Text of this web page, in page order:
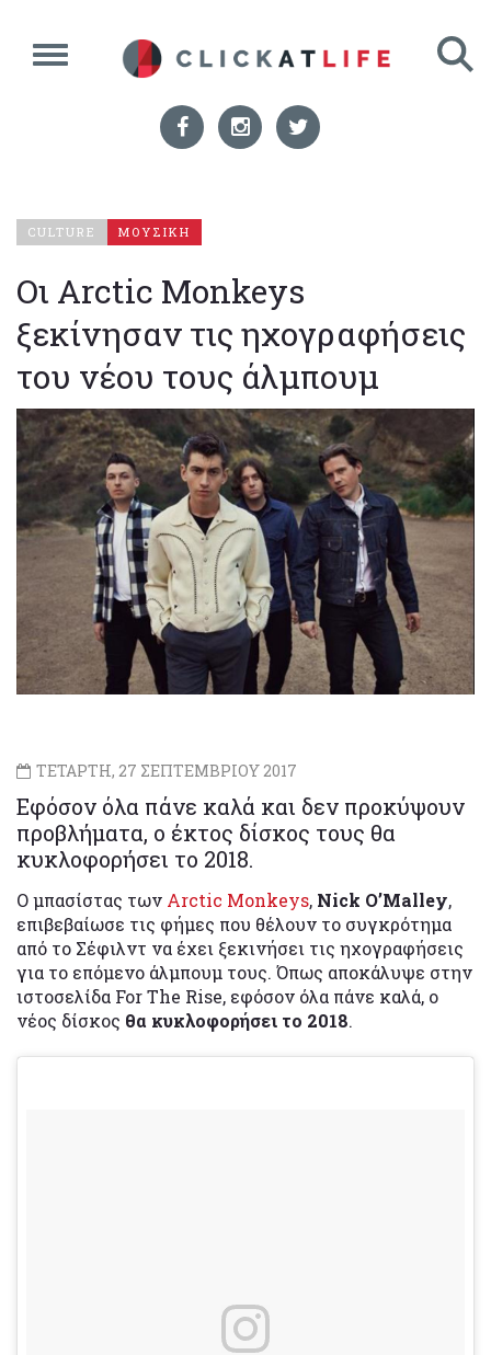
CULTURE ΜΟΥΣΙΚΗ
Οι Arctic Monkeys
ξεκίνησαν τις ηχογραφήσεις
του νέου τους άλμπουμ
ΤΕΤΑΡΤΗ, 27 ΣΕΠΤΕΜΒΡΙΟΥ 2017
Εφόσον όλα πάνε καλά και δεν προκύψουν
προβλήματα, ο έκτος δίσκος τους θα
κυκλοφορήσει το 2018.
Ο μπασίστας των Arctic Monkeys, Nick O’Malley,
επιβεβαίωσε τις φήμες που θέλουν το συγκρότημα
από το Σέφιλντ να έχει ξεκινήσει τις ηχογραφήσεις
για το επόμενο άλμπουμ τους. Όπως αποκάλυψε στην
ιστοσελίδα For The Rise, εφόσον όλα πάνε καλά, ο
νέος δίσκος θα κυκλοφορήσει το 2018.